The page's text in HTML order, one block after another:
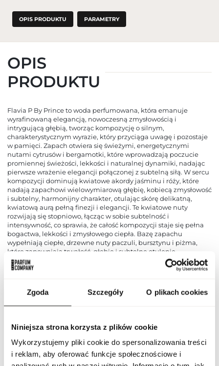
Zgoda Szczegóły O plikach cookies
Niniejsza strona korzysta z plików cookie
Wykorzystujemy pliki cookie do spersonalizowania treści
i reklam, aby oferować funkcje społecznościowe i
OPIS PRODUKTU PARAMETRY
OPIS
PRODUKTU
Flavia P By Prince to woda perfumowana, która emanuje
wyrafinowaną elegancją, nowoczesną zmysłowością i
intrygującą głębią, tworząc kompozycję o silnym,
charakterystycznym wyrazie, który przyciąga uwagę i pozostaje
w pamięci. Zapach otwiera się świeżymi, energetycznymi
nutami cytrusów i bergamotki, które wprowadzają poczucie
promiennej świeżości, lekkości i naturalnej dynamiki, nadając
pierwsze wrażenie elegancji połączonej z subtelną siłą. W sercu
kompozycji dominują kwiatowe akordy jaśminu i róży, które
nadają zapachowi wielowymiarową głębię, kobiecą zmysłowość
i subtelny, harmonijny charakter, otulając skórę delikatną,
kwiatową aurą pełną finezji i elegancji. Te kwiatowe nuty
rozwijają się stopniowo, łącząc w sobie subtelność i
intensywność, co sprawia, że całość kompozycji staje się pełna
bogactwa, lekkości i zmysłowego ciepła. Bazę zapachu
wypełniają ciepłe, drzewne nuty paczuli, bursztynu i piżma,
które zapewniają trwałość, głębię i subtelne otulenie,
pozostawiając na skórze elegancki, zmysłowy ślad, który rozwija
się z każdym ruchem i podkreśla indywidualność noszącej
poprzez kompozycję łączącą świeże, kwiatowe akordy z ciepłą,
drzewno‑bursztynową bazą, tworząc harmonijną,
kwiatowe serce, aż po trwałą, zmysłową bazę – oferując efekt
elegancji, siły i subtelnej zmysłowości w każdej sytuacji,
zarówno na co dzień, jak i podczas wyjątkowych chwil.